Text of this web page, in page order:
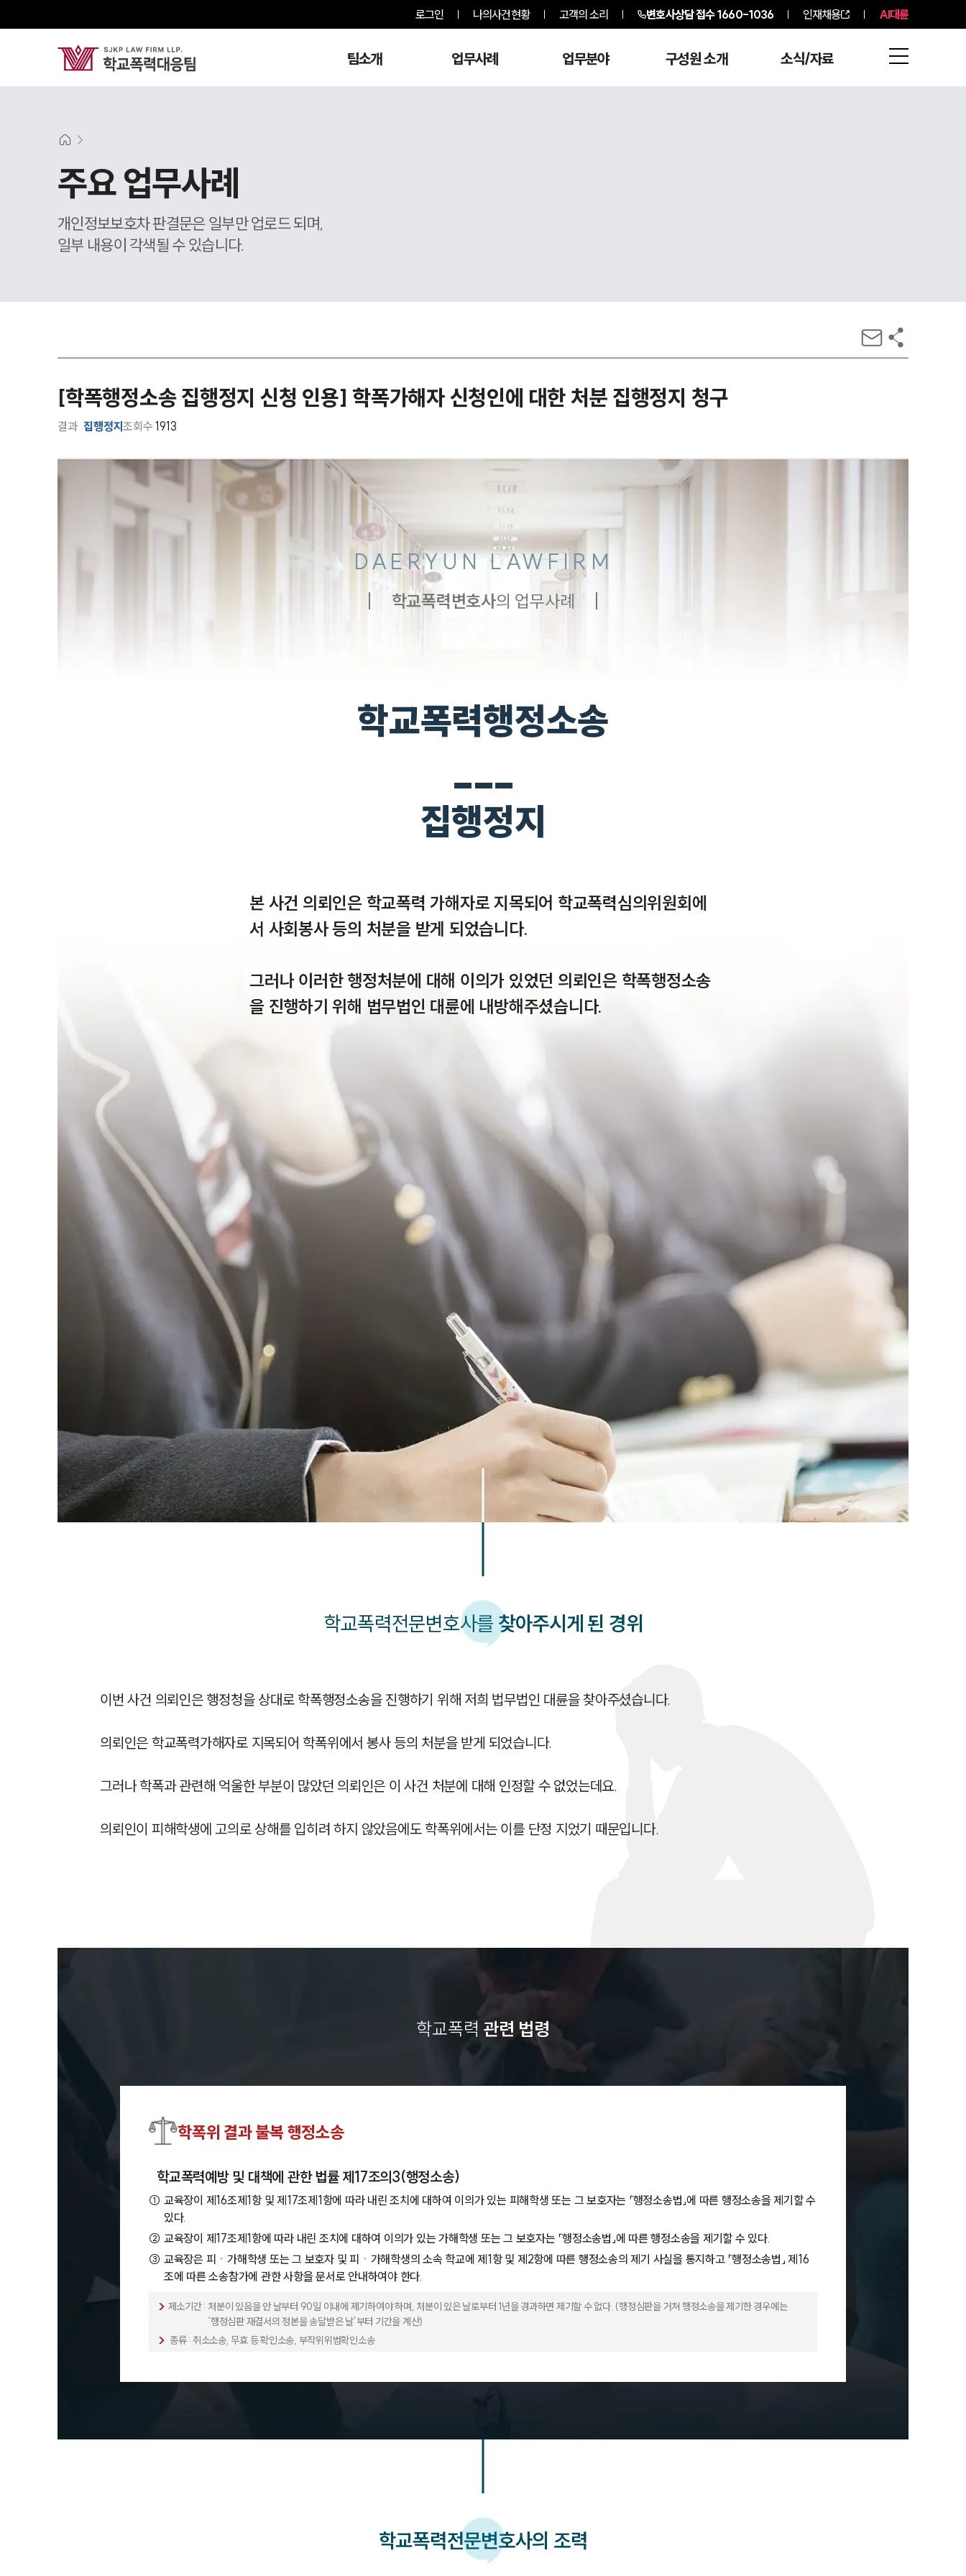
로그인 나의사건현황 고객의 소리 변호사상담 접수1660-1036 인재채용 AI대륜
팀소개 업무사례 업무분야 구성원 소개 소식/자료
오시는 길
고객의 소리
통합검색
업무사례
주요 업무사례
사례분석/최신동향
법률정보
법률지식인
고객후기
주요 업무사례
개인정보보호차 판결문은 일부만 업로드 되며,
일부 내용이 각색될 수 있습니다.
[학폭행정소송 집행정지 신청 인용] 학폭가해자 신청인에 대한 처분 집행정지 청구
결과 집행정지조회수1913
DAERYUN LAWFIRM
학교폭력변호사의 업무사례
학교폭력행정소송
___
집행정지
본 사건 의뢰인은 학교폭력 가해자로 지목되어 학교폭력심의위원회에
서 사회봉사 등의 처분을 받게 되었습니다.
그러나 이러한 행정처분에 대해 이의가 있었던 의뢰인은 학폭행정소송
을 진행하기 위해 법무법인 대륜에 내방해주셨습니다.
학교폭력전문변호사를 찾아주시게 된 경위
이번 사건 의뢰인은 행정청을 상대로 학폭행정소송을 진행하기 위해 저희 법무법인 대륜을 찾아주셨습니다.
의뢰인은 학교폭력가해자로 지목되어 학폭위에서 봉사 등의 처분을 받게 되었습니다.
그러나 학폭과 관련해 억울한 부분이 많았던 의뢰인은 이 사건 처분에 대해 인정할 수 없었는데요.
의뢰인이 피해학생에 고의로 상해를 입히려 하지 않았음에도 학폭위에서는 이를 단정 지었기 때문입니다.
학교폭력 관련 법령
학폭위 결과 불복 행정소송
학교폭력예방 및 대책에 관한 법률 제17조의3(행정소송)
① 교육장이 제16조제1항 및 제17조제1항에 따라 내린 조치에 대하여 이의가 있는 피해학생 또는 그 보호자는 「행정소송법」에 따른 행정소송을 제기할 수
있다.
② 교육장이 제17조제1항에 따라 내린 조치에 대하여 이의가 있는 가해학생 또는 그 보호자는 「행정소송법」에 따른 행정소송을 제기할 수 있다.
③ 교육장은 피ㆍ가해학생 또는 그 보호자 및 피ㆍ가해학생의 소속 학교에 제1항 및 제2항에 따른 행정소송의 제기 사실을 통지하고 「행정소송법」 제16
조에 따른 소송참가에 관한 사항을 문서로 안내하여야 한다.
제소기간 : 처분이 있음을 안 날부터 90일 이내에 제기하여야 하며, 처분이 있은 날로부터 1년을 경과하면 제기할 수 없다. (행정심판을 거쳐 행정소송을 제기한 경우에는
‘행정심판 재결서의 정본을 송달받은 날’부터 기간을 계산)
종류 : 취소소송, 무효 등 확인소송, 부작위위법확인소송
학교폭력전문변호사의 조력